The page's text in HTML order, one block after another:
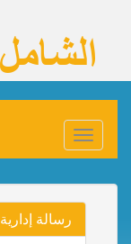
Toggle
navigation
رسالة إدارية